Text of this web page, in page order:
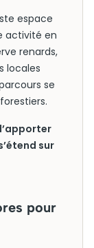
espace
activité en
renards,
locales
se
sur
pour